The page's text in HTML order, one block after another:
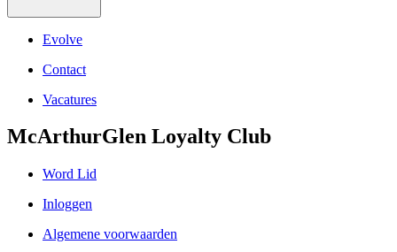
Evolve
Contact
Vacatures
McArthurGlen Loyalty Club
Word Lid
Inloggen
Algemene voorwaarden